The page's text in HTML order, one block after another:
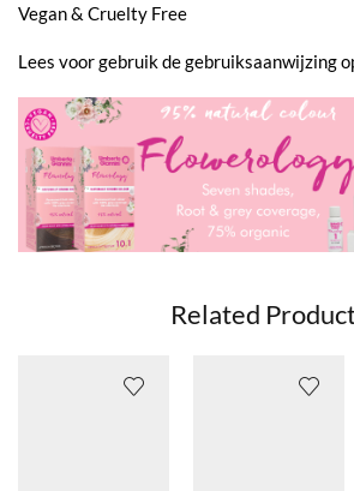
Vegan & Cruelty Free
Lees voor gebruik de gebruiksaanwijzing
Related